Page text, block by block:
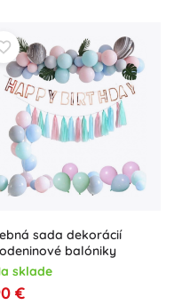
sada dekorácií
balóniky
sklade
€